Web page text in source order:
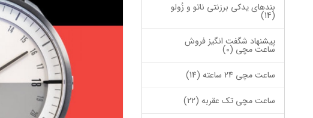
بندهای یدکی برزنتی ناتو و زُولو
(14)
پیشنهاد شگفت انگیز فروش
ساعت مچی (0)
ساعت مچی 24 ساعته (14)
ساعت مچی تک عقربه (22)